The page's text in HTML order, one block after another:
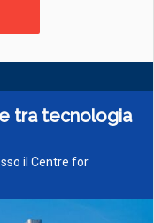
tra tecnologia
il Centre for